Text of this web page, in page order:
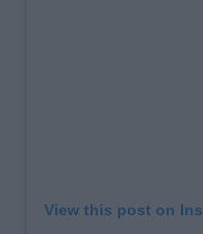
View this post on